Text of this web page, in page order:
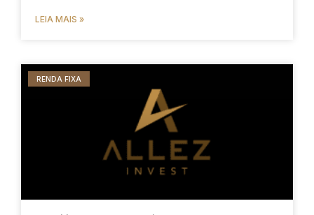
LEIA MAIS »
RENDA FIXA